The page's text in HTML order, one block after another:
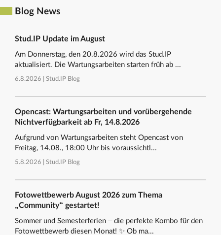
Blog News
Stud.IP Update im August
Am Donnerstag, den 20.8.2026 wird das Stud.IP
aktualisiert. Die Wartungsarbeiten starten früh ab ...
6.8.2026 | Stud.IP Blog
Opencast: Wartungsarbeiten und vorübergehende
Nichtverfügbarkeit ab Fr, 14.8.2026
Aufgrund von Wartungsarbeiten steht Opencast von
Freitag, 14.08., 18:00 Uhr bis voraussichtl...
5.8.2026 | Stud.IP Blog
Fotowettbewerb August 2026 zum Thema
„Community“ gestartet!
Sommer und Semesterferien – die perfekte Kombo für den
Fotowettbewerb diesen Monat! ✨ Ob ma...